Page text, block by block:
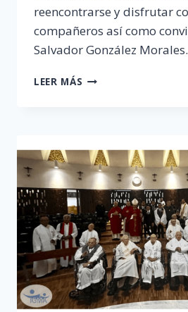
reencontrarse y disfrutar
compañeros así como
Salvador González Morales.
LEER MÁS EVENTO